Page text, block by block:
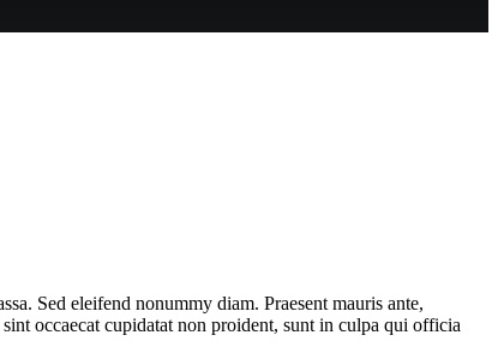
Sed eleifend nonummy diam. Praesent mauris ante,
occaecat cupidatat non proident, sunt in culpa qui officia